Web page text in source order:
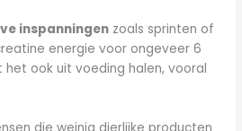
inspanningen zoals sprinten of
energie voor ongeveer 6
ook uit voeding halen, vooral